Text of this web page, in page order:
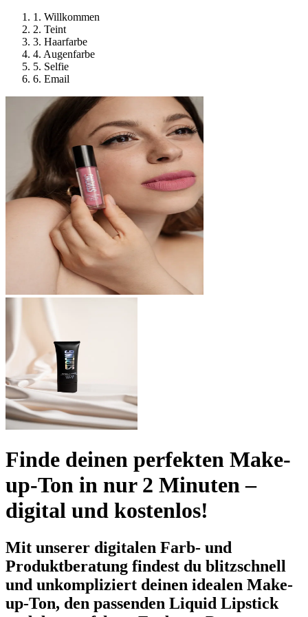
1 . Willkommen
2. Teint
3. Haarfarbe
4. Augenfarbe
5. Selfie
6. Email
Finde deinen perfekten Make-
up-Ton in nur 2 Minuten –
digital und kostenlos!
Mit unserer digitalen Farb- und
Produktberatung findest du blitzschnell
und unkompliziert deinen idealen Make-
up-Ton, den passenden Liquid Lipstick